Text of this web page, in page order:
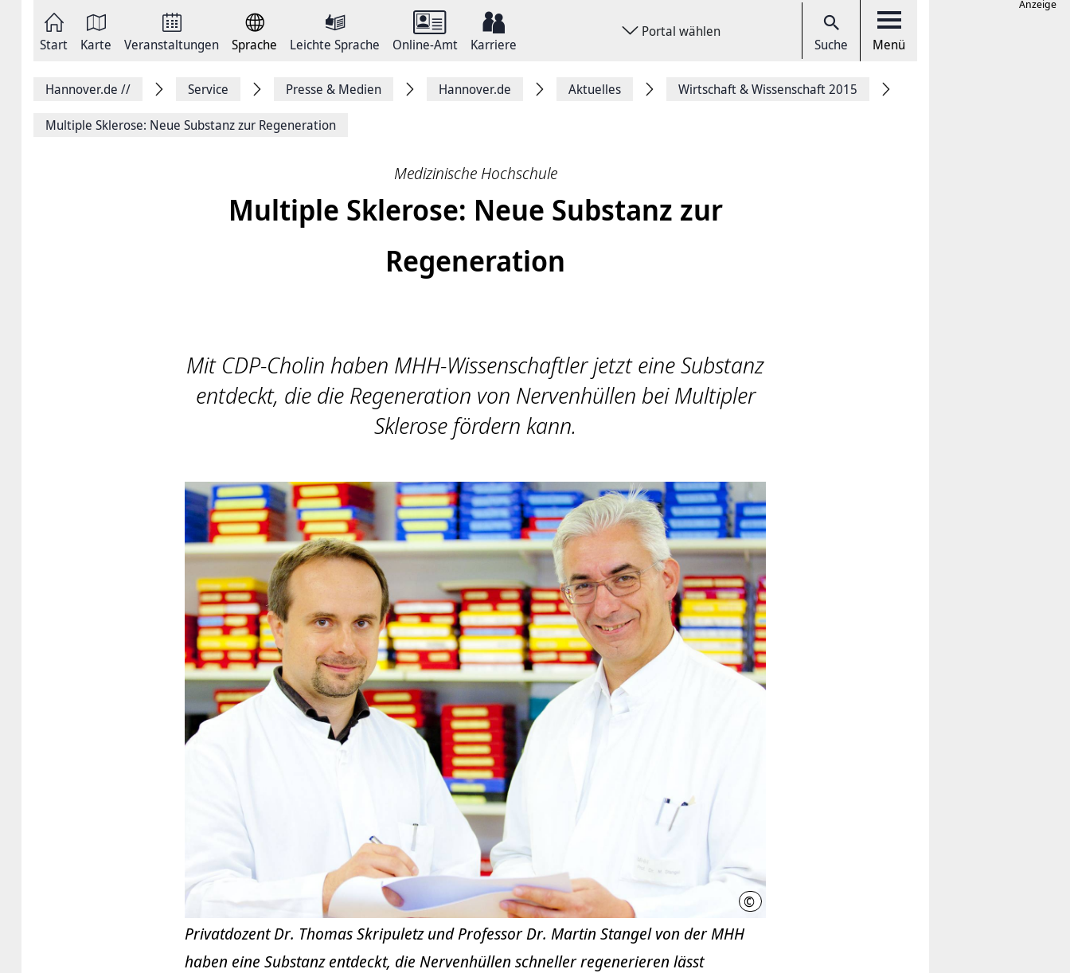
springen
Start Karte Veranstaltungen Sprache Leichte Sprache Online-Amt Karriere
Portal wählen
Suche Menü
FacebookHannover.de // Service Presse & Medien Hannover.de Aktuelles Wirtschaft & Wissenschaft 2015
Multiple Sklerose: Neue Substanz zur Regeneration
Medizinische Hochschule
Multiple Sklerose: Neue Substanz zur
Regeneration
Mit CDP-Cholin haben MHH-Wissenschaftler jetzt eine Substanz
entdeckt, die die Regeneration von Nervenhüllen bei Multipler
Sklerose fördern kann.
© MHH/Kaiser
Privatdozent Dr. Thomas Skripuletz und Professor Dr. Martin Stangel von der MHH
haben eine Substanz entdeckt, die Nervenhüllen schneller regenerieren lässt
Anzeige